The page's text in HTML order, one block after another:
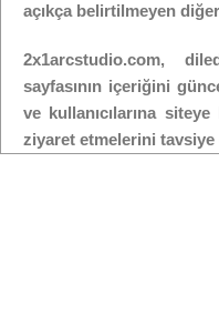
açıkça belirtilmeyen
2x1arcstudio.com,
sayfasının içeriğini
ve kullanıcılarına
ziyaret etmelerini tavsiye